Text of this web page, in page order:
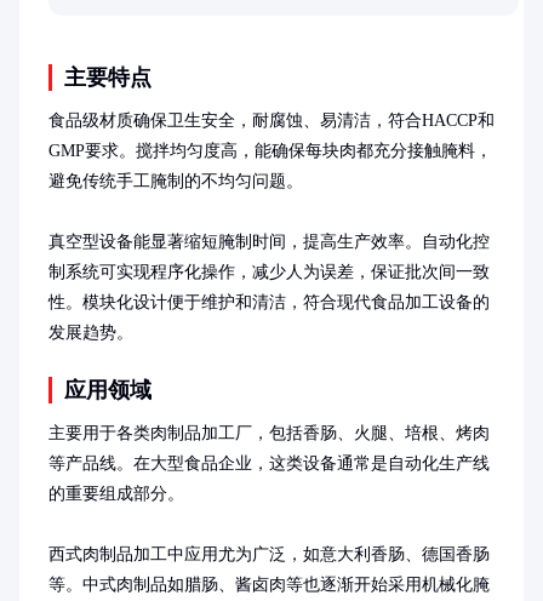
主要特点
食品级材质确保卫生安全，耐腐蚀、易清洁，符合HACCP和
GMP要求。搅拌均匀度高，能确保每块肉都充分接触腌料，
避免传统手工腌制的不均匀问题。
真空型设备能显著缩短腌制时间，提高生产效率。自动化控
制系统可实现程序化操作，减少人为误差，保证批次间一致
性。模块化设计便于维护和清洁，符合现代食品加工设备的
发展趋势。
应用领域
主要用于各类肉制品加工厂，包括香肠、火腿、培根、烤肉
等产品线。在大型食品企业，这类设备通常是自动化生产线
的重要组成部分。
西式肉制品加工中应用尤为广泛，如意大利香肠、德国香肠
等。中式肉制品如腊肠、酱卤肉等也逐渐开始采用机械化腌